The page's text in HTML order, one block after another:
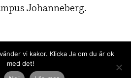
Johanneberg.
vi kakor. Klicka Ja om du är ok
med det!